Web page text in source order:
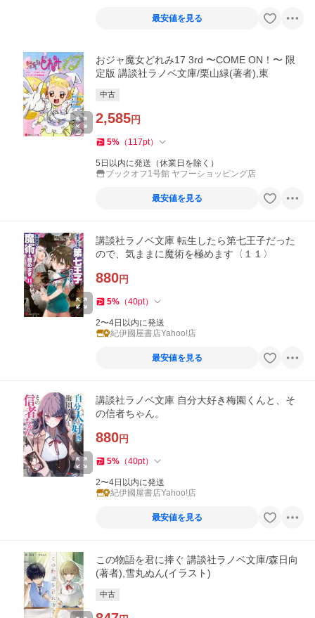
最安値を見る
おジャ魔女どれみ17 3rd 〜COME ON！〜 限
定版 講談社ラノベ文庫/栗山緑(著者),東
中古
2,585円
5% （ 117pt）
5日以内に発送（休業日を除く）
ブックオフ1号館 ヤフーショッピング店
最安値を見る
講談社ラノベ文庫 転生したら第七王子だった
ので、気ままに魔術を極めます〈１１〉
880円
5% （40pt）
2〜4日以内に発送
紀伊國屋書店Yahoo!店
最安値を見る
講談社ラノベ文庫 自分大好き梅園くんと、そ
の信者ちゃん。
880円
5% （40pt）
2〜4日以内に発送
紀伊國屋書店Yahoo!店
最安値を見る
この物語を君に捧ぐ 講談社ラノベ文庫/森日向
(著者),雪丸ぬん(イラスト)
中古